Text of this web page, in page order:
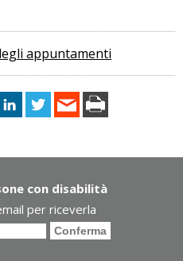
appuntamenti
con disabilità
per riceverla